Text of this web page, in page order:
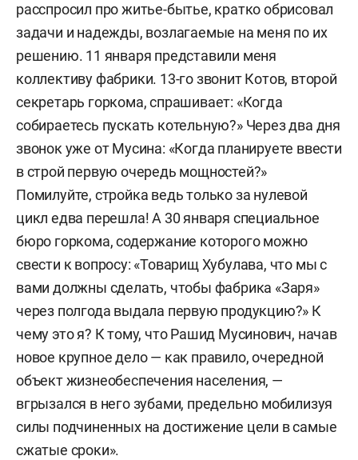
расспросил про житье-бытье, кратко обрисовал
задачи и надежды, возлагаемые на меня по их
решению. 11 января представили меня
коллективу фабрики. 13-го звонит Котов, второй
секретарь горкома, спрашивает: «Когда
собираетесь пускать котельную?» Через два дня
звонок уже от Мусина: «Когда планируете ввести
в строй первую очередь мощностей?»
Помилуйте, стройка ведь только за нулевой
цикл едва перешла! А 30 января специальное
бюро горкома, содержание которого можно
свести к вопросу: «Товарищ Хубулава, что мы с
вами должны сделать, чтобы фабрика «Заря»
через полгода выдала первую продукцию?» К
чему это я? К тому, что Рашид Мусинович, начав
новое крупное дело — как правило, очередной
объект жизнеобеспечения населения, —
вгрызался в него зубами, предельно мобилизуя
силы подчиненных на достижение цели в самые
сжатые сроки».